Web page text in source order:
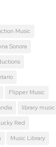
Music
Sonora
Flipper Music
library music
Red
Music Library